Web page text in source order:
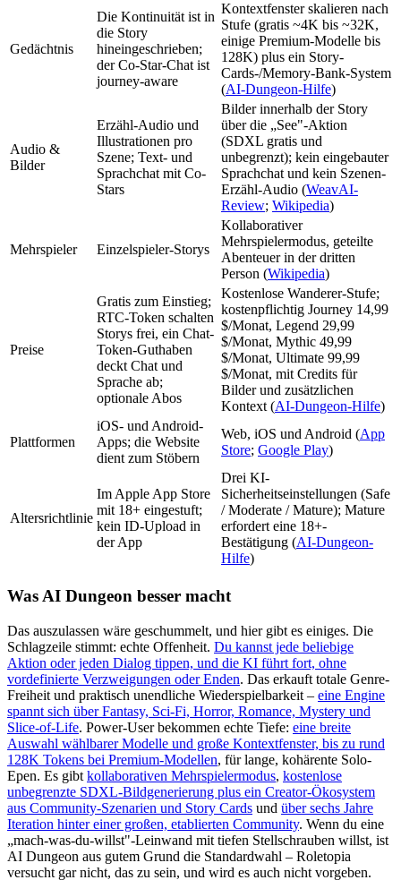
Gedächtnis
Die Kontinuität ist in
die Story
hineingeschrieben;
der Co-Star-Chat ist
journey-aware
Kontextfenster skalieren nach
Stufe (gratis ~4K bis ~32K,
einige Premium-Modelle bis
128K) plus ein Story-
Cards-/Memory-Bank-System
(AI-Dungeon-Hilfe)
Audio &
Bilder
Erzähl-Audio und
Illustrationen pro
Szene; Text- und
Sprachchat mit Co-
Stars
Bilder innerhalb der Story
über die „See"-Aktion
(SDXL gratis und
unbegrenzt); kein eingebauter
Sprachchat und kein Szenen-
Erzähl-Audio (WeavAI-
Review; Wikipedia)
Mehrspieler Einzelspieler-Storys
Kollaborativer
Mehrspielermodus, geteilte
Abenteuer in der dritten
Person (Wikipedia)
Preise
Gratis zum Einstieg;
RTC-Token schalten
Storys frei, ein Chat-
Token-Guthaben
deckt Chat und
Sprache ab;
optionale Abos
Kostenlose Wanderer-Stufe;
kostenpflichtig Journey 14,99
$/Monat, Legend 29,99
$/Monat, Mythic 49,99
$/Monat, Ultimate 99,99
$/Monat, mit Credits für
Bilder und zusätzlichen
Kontext (AI-Dungeon-Hilfe)
Plattformen
iOS- und Android-
Apps; die Website
dient zum Stöbern
Web, iOS und Android (App
Store; Google Play)
Altersrichtlinie
Im Apple App Store
mit 18+ eingestuft;
kein ID-Upload in
der App
Drei KI-
Sicherheitseinstellungen (Safe
/ Moderate / Mature); Mature
erfordert eine 18+-
Bestätigung (AI-Dungeon-
Hilfe)
Was AI Dungeon besser macht
Das auszulassen wäre geschummelt, und hier gibt es einiges. Die
Schlagzeile stimmt: echte Offenheit. Du kannst jede beliebige
Aktion oder jeden Dialog tippen, und die KI führt fort, ohne
vordefinierte Verzweigungen oder Enden. Das erkauft totale Genre-
Freiheit und praktisch unendliche Wiederspielbarkeit – eine Engine
spannt sich über Fantasy, Sci-Fi, Horror, Romance, Mystery und
Slice-of-Life. Power-User bekommen echte Tiefe: eine breite
Auswahl wählbarer Modelle und große Kontextfenster, bis zu rund
128K Tokens bei Premium-Modellen, für lange, kohärente Solo-
Epen. Es gibt kollaborativen Mehrspielermodus, kostenlose
unbegrenzte SDXL-Bildgenerierung plus ein Creator-Ökosystem
aus Community-Szenarien und Story Cards und über sechs Jahre
Iteration hinter einer großen, etablierten Community. Wenn du eine
„mach-was-du-willst"-Leinwand mit tiefen Stellschrauben willst, ist
AI Dungeon aus gutem Grund die Standardwahl – Roletopia
versucht gar nicht, das zu sein, und wird es auch nicht vorgeben.